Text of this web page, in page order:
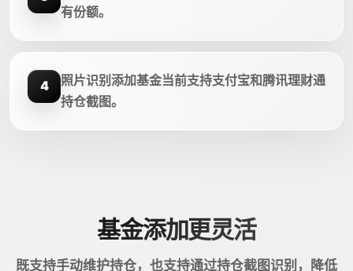
有份额。
4
照片识别添加基金当前支持支付宝和腾讯理财通
持仓截图。
基金添加更灵活
既支持手动维护持仓，也支持通过持仓截图识别，降低